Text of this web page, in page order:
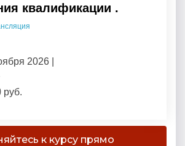
квалификации .
2026 |
руб.
к курсу прямо